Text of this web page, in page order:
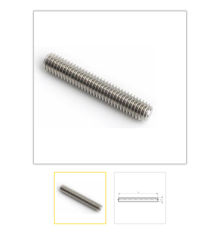
Заклепки (Гайки-Заклепки)
Крюки, кольца с метрической резьбой
Крюки, кольца с шурупной резьбой
Оснастка и аксессуары для яхт